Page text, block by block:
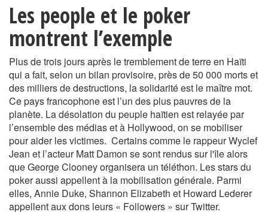
Les people et le poker
montrent l’exemple
Plus de trois jours après le tremblement de terre en Haïti
qui a fait, selon un bilan provisoire, près de 50 000 morts et
des milliers de destructions, la solidarité est le maître mot.
Ce pays francophone est l’un des plus pauvres de la
planète. La désolation du peuple haïtien est relayée par
l’ensemble des médias et à Hollywood, on se mobiliser
pour aider les victimes. Certains comme le rappeur Wyclef
Jean et l’acteur Matt Damon se sont rendus sur l'île alors
que George Clooney organisera un téléthon. Les stars du
poker aussi appellent à la mobilisation générale. Parmi
elles, Annie Duke, Shannon Elizabeth et Howard Lederer
appellent aux dons leurs « Followers » sur Twitter.